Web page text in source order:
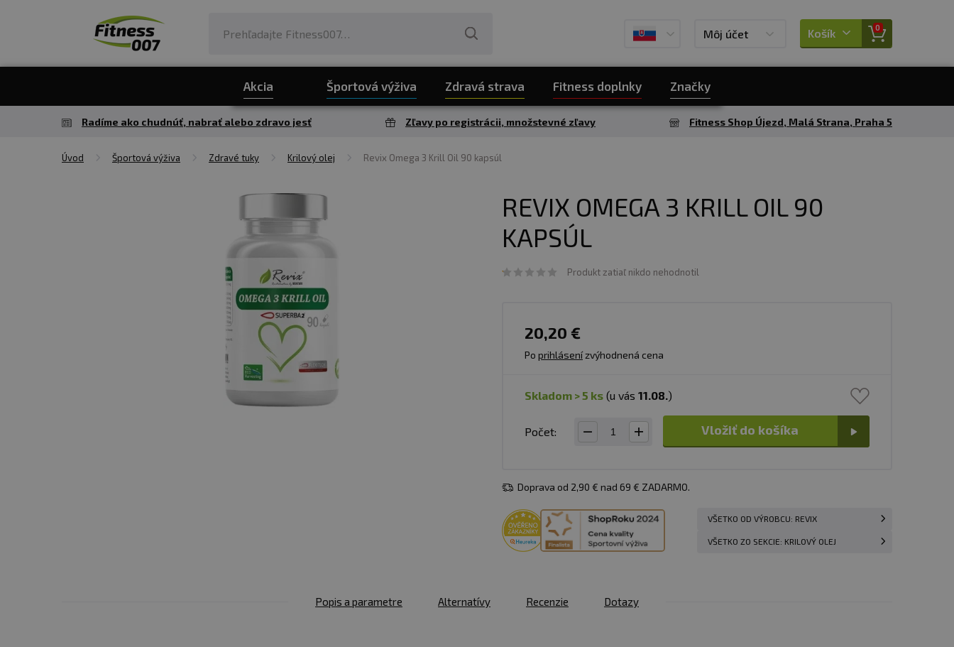
Môj účet Košík 0
Akcia Športová výživa Zdravá strava Fitness doplnky Značky
Radíme ako chudnúť, nabrať alebo zdravo jesť Zľavy po registrácii, množstevné zľavy Fitness Shop Újezd, Malá Strana, Praha 5
Úvod Športová výživa Zdravé tuky Krilový olej Revix Omega 3 Krill Oil 90 kapsúl
REVIX OMEGA 3 KRILL OIL 90
KAPSÚL
Produkt zatiaľ nikdo nehodnotil
20,20 €
Po prihlásenízvýhodnená cena
skladom > 5 ks (u vás 11.08.)
Počet: Vložiť do košíka
Doprava od 2,90 € nad 69 € ZADARMO.
VŠETKO OD VÝROBCU: REVIX
VŠETKO ZO SEKCIE: KRILOVÝ OLEJ
Popis a parametre Alternatívy Recenzie Dotazy